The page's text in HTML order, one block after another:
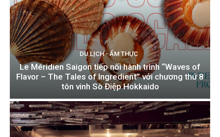
DU LỊCH - ẨM THỰC
Le Méridien Saigon tiếp nối hành trình “Waves of
Flavor – The Tales of Ingredient” với chương thứ 8
tôn vinh Sò Điệp Hokkaido